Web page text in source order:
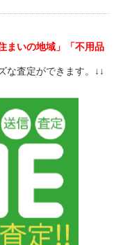
まいの地域」「不用品
な査定ができます。↓↓